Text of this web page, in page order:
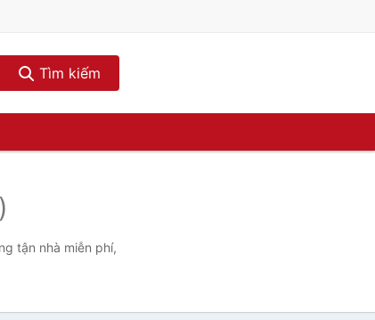
Tìm kiếm
tận nhà miễn phí,